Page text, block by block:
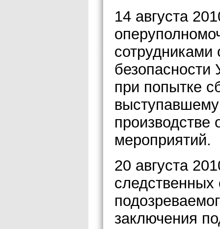
14 августа
сотрудниками
при попытке
производстве
мероприятий.
20 августа
следственных
заключения